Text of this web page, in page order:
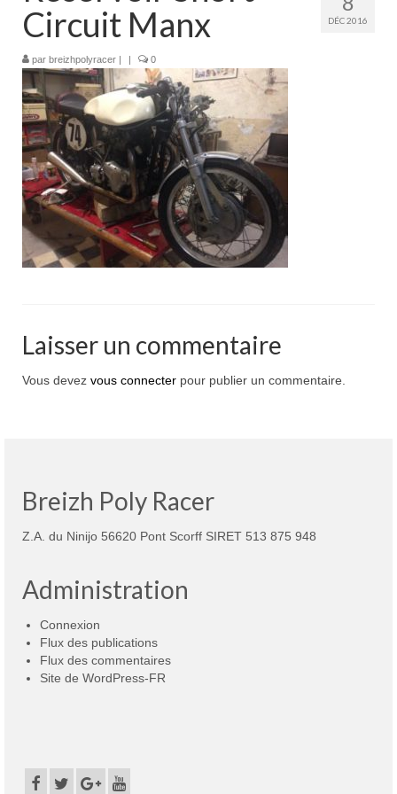
Boutique
Mon compte
Mon panier
Nous contacter
Nous situer
DÉC 2016
Circuit Manx
par breizhpolyracer 0
Laisser un commentaire
Vous devez vous connecter pour publier un commentaire.
Breizh Poly Racer
Z.A. du Ninijo 56620 Pont Scorff SIRET 513 875 948
Administration
Connexion
Flux des publications
Flux des commentaires
Site de WordPress-FR